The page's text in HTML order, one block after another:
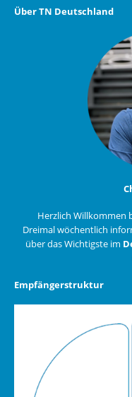
Über TN Deutschland
Herzlich Willkommen
Dreimal wöchentlich
über das Wichtigste im
Empfängerstruktur